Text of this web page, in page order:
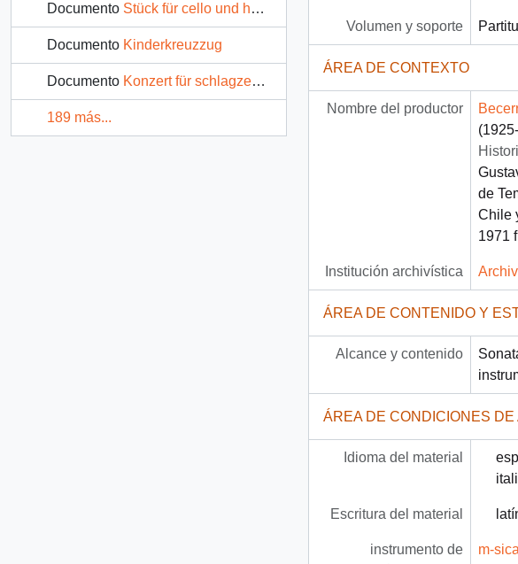
Documento Stück für cello und harfe
Documento Kinderkreuzzug
Documento Konzert für schlagzeug und orchester
189 más...
Volumen y soporte
ÁREA DE CONTEXTO
Nombre del productor
de
Chile
1971
Institución archivística
ÁREA DE CONTENIDO Y
Alcance y contenido
ÁREA DE CONDICIONES
Idioma del material
Escritura del material
instrumento de
m-